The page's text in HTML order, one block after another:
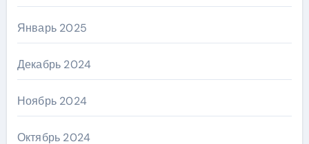
Январь 2025
Декабрь 2024
Ноябрь 2024
Октябрь 2024